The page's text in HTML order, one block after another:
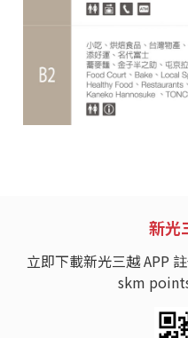
新光
立即下載新光三越 APP
skm